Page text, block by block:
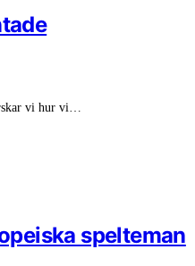
vi hur vi…
spelteman